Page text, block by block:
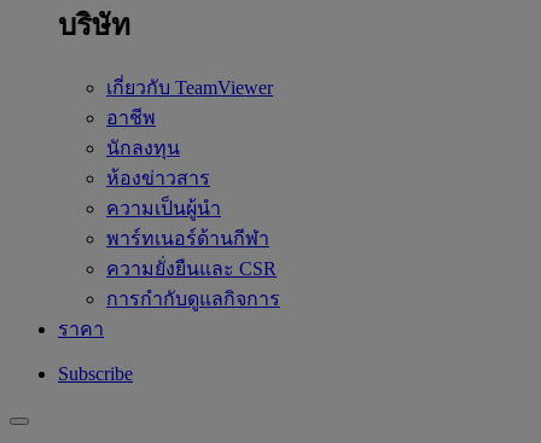
บริษัท
เกี่ยวกับ TeamViewer
อาชีพ
นักลงทุน
ห้องข่าวสาร
ความเป็นผู้นำ
พาร์ทเนอร์ด้านกีฬา
ความยั่งยืนและ CSR
การกำกับดูแลกิจการ
ราคา
Subscribe